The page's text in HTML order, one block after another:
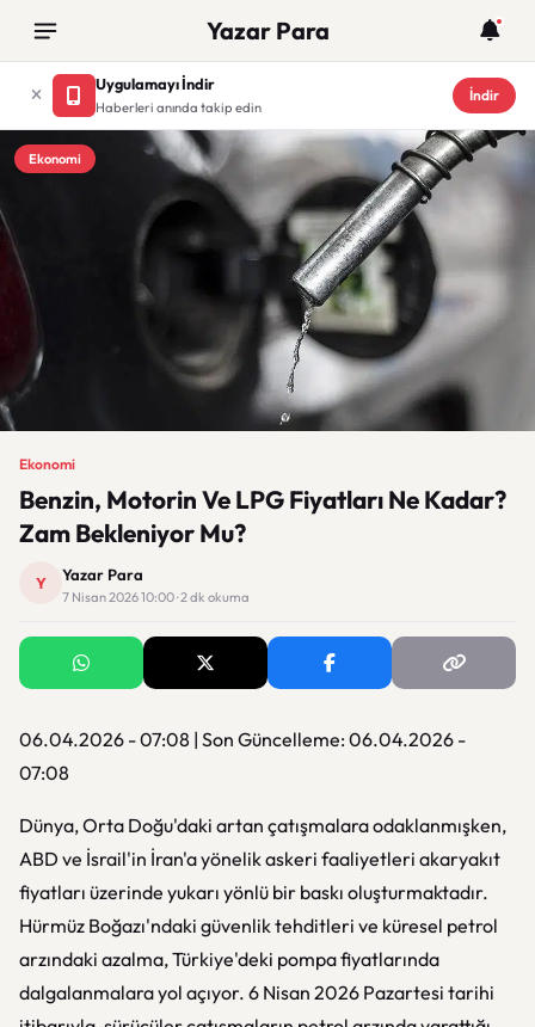
Yazar Para
Uygulamayı İndir
Haberleri anında takip edin
İndir
Ekonomi
Ekonomi
Benzin, Motorin Ve LPG Fiyatları Ne Kadar?
Zam Bekleniyor Mu?
Y Yazar Para
7 Nisan 2026 10:00 · 2 dk okuma
06.04.2026 - 07:08 | Son Güncelleme: 06.04.2026 -
07:08
Dünya, Orta Doğu'daki artan çatışmalara odaklanmışken,
ABD ve İsrail'in İran'a yönelik askeri faaliyetleri akaryakıt
fiyatları üzerinde yukarı yönlü bir baskı oluşturmaktadır.
Hürmüz Boğazı'ndaki güvenlik tehditleri ve küresel petrol
arzındaki azalma, Türkiye'deki pompa fiyatlarında
dalgalanmalara yol açıyor. 6 Nisan 2026 Pazartesi tarihi